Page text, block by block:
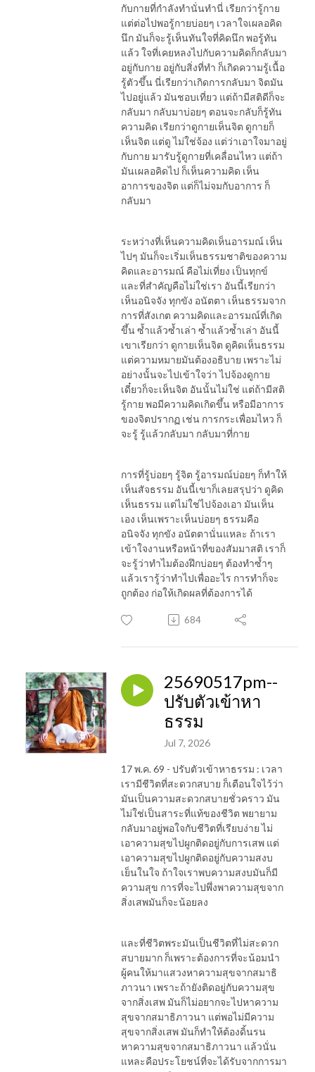
กับกายที่กำลังทำนั่นทำนี่ เรียกว่ารู้กาย
แต่ต่อไปพอรู้กายบ่อยๆ เวลาใจเผลอคิด
นึก มันก็จะรู้เห็นทันใจที่คิดนึก พอรู้ทัน
แล้ว ใจที่เคยหลงไปกับความคิดก็กลับมา
อยู่กับกาย อยู่กับสิ่งที่ทำ ก็เกิดความรู้เนื้อ
รู้ตัวขึ้น นี่เรียกว่าเกิดการกลับมา จิตมัน
ไปอยู่แล้ว มันชอบเที่ยว แต่ถ้ามีสติดีก็จะ
กลับมา กลับมาบ่อยๆ ตอนจะกลับก็รู้ทัน
ความคิด เรียกว่าดูกายเห็นจิต ดูกายก็
เห็นจิต แต่ดู ไม่ใช่จ้อง แต่ว่าเอาใจมาอยู่
กับกาย มารับรู้ดูกายที่เคลื่อนไหว แต่ถ้า
มันเผลอคิดไป ก็เห็นความคิด เห็น
อาการของจิต แต่ก็ไม่จมกับอาการ ก็
กลับมา
ระหว่างที่เห็นความคิดเห็นอารมณ์ เห็น
ไปๆ มันก็จะเริ่มเห็นธรรมชาติของความ
คิดและอารมณ์ คือไม่เที่ยง เป็นทุกข์
และที่สำคัญคือไม่ใช่เรา อันนี้เรียกว่า
เห็นอนิจจัง ทุกขัง อนัตตา เห็นธรรมจาก
การที่สังเกต ความคิดและอารมณ์ที่เกิด
ขึ้น ซ้ำแล้วซ้ำเล่า ซ้ำแล้วซ้ำเล่า อันนี้
เขาเรียกว่า ดูกายเห็นจิต ดูคิดเห็นธรรม
แต่ความหมายมันต้องอธิบาย เพราะไม่
อย่างนั้นจะไปเข้าใจว่า ไปจ้องดูกาย
เดี๋ยวก็จะเห็นจิต อันนั้นไม่ใช่ แต่ถ้ามีสติ
รู้กาย พอมีความคิดเกิดขึ้น หรือมีอาการ
ของจิตปรากฏ เช่น การกระเพื่อมไหว ก็
จะรู้ รู้แล้วกลับมา กลับมาที่กาย
การที่รู้บ่อยๆ รู้จิต รู้อารมณ์บ่อยๆ ก็ทำให้
เห็นสัจธรรม อันนี้เขาก็เลยสรุปว่า ดูคิด
เห็นธรรม แต่ไม่ใช่ไปจ้องเอา มันเห็น
เอง เห็นเพราะเห็นบ่อยๆ ธรรมคือ
อนิจจัง ทุกขัง อนัตตานั่นแหละ ถ้าเรา
เข้าใจงานหรือหน้าที่ของสัมมาสติ เราก็
จะรู้ว่าทำไมต้องฝึกบ่อยๆ ต้องทำซ้ำๆ
แล้วเรารู้ว่าทำไปเพื่ออะไร การทำก็จะ
ถูกต้อง ก่อให้เกิดผลที่ต้องการได้
684
25690517pm--
ปรับตัวเข้าหา
ธรรม
Jul 7, 2026
17 พ.ค. 69 - ปรับตัวเข้าหาธรรม : เวลา
เรามีชีวิตที่สะดวกสบาย ก็เตือนใจไว้ว่า
มันเป็นความสะดวกสบายชั่วคราว มัน
ไม่ใช่เป็นสาระที่แท้ของชีวิต พยายาม
กลับมาอยู่พอใจกับชีวิตที่เรียบง่าย ไม่
เอาความสุขไปผูกติดอยู่กับการเสพ แต่
เอาความสุขไปผูกติดอยู่กับความสงบ
เย็นในใจ ถ้าใจเราพบความสงบมันก็มี
ความสุข การที่จะไปพึ่งพาความสุขจาก
สิ่งเสพมันก็จะน้อยลง
และที่ชีวิตพระมันเป็นชีวิตที่ไม่สะดวก
สบายมาก ก็เพราะต้องการที่จะน้อมนำ
ผู้คนให้มาแสวงหาความสุขจากสมาธิ
ภาวนา เพราะถ้ายังติดอยู่กับความสุข
จากสิ่งเสพ มันก็ไม่อยากจะไปหาความ
สุขจากสมาธิภาวนา แต่พอไม่มีความ
สุขจากสิ่งเสพ มันก็ทำให้ต้องดิ้นรน
หาความสุขจากสมาธิภาวนา แล้วนั่น
แหละคือประโยชน์ที่จะได้รับจากการมา